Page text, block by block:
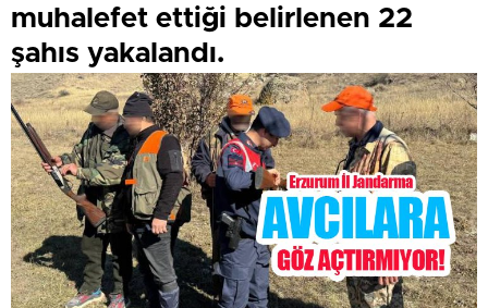
muhalefet ettiği belirlenen 22
şahıs yakalandı.